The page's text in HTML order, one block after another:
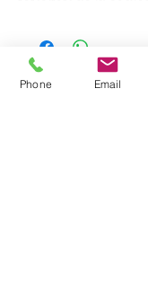
Phone Email